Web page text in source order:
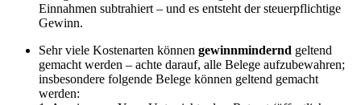
Einnahmen subtrahiert – und es entsteht der steuerpflichtige
Gewinn.
Sehr viele Kostenarten können gewinnmindernd geltend
gemacht werden – achte darauf, alle Belege aufzubewahren;
insbesondere folgende Belege können geltend gemacht
werden: